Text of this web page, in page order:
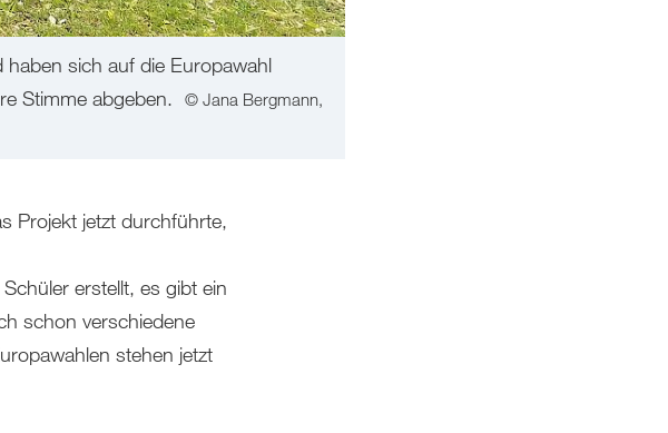
sich auf die Europawahl
Stimme abgeben.
© Jana Bergmann,
Projekt jetzt durchführte,
erstellt, es gibt ein
schon verschiedene
stehen jetzt